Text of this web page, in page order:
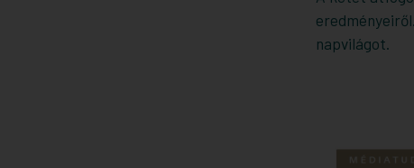
napvilágot.